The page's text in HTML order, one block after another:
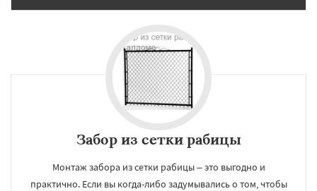
Забор из сетки рабицы
Монтаж забора из сетки рабицы – это выгодно и
практично. Если вы когда-либо задумывались о том, чтобы